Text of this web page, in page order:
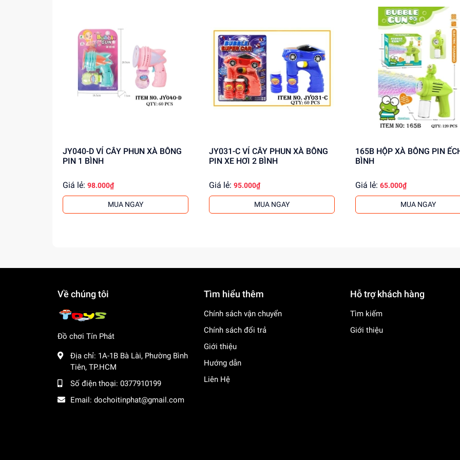
JY040-D VỈ CÂY PHUN XÀ BÔNG
PIN 1 BÌNH
Giá lẻ: 98.000₫
MUA NGAY
JY031-C VỈ CÂY PHUN XÀ BÔNG
PIN XE HƠI 2 BÌNH
Giá lẻ: 95.000₫
MUA NGAY
165B HỘP XÀ BÔNG PIN ẾCH 1
BÌNH
Giá lẻ: 65.000₫
MUA NGAY
Về chúng tôi
Đồ chơi Tín Phát
Địa chỉ: 1A-1B Bà Lài, Phường Bình
Tiên, TP.HCM
Số điện thoại: 0377910199
Email: dochoitinphat@gmail.com
Tìm hiểu thêm
Chính sách vận chuyển
Chính sách đổi trả
Giới thiệu
Hướng dẫn
Liên Hệ
Hỗ trợ khách hàng
Tìm kiếm
Giới thiệu